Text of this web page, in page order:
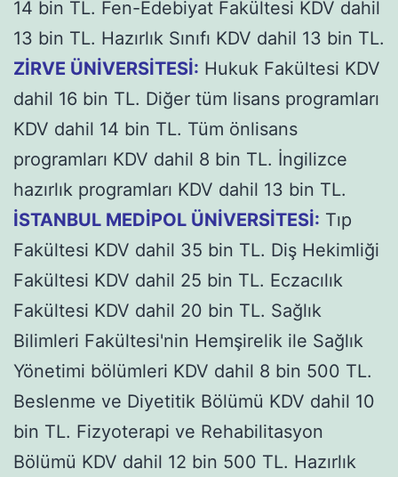
14 bin TL. Fen-Edebiyat Fakültesi KDV dahil
13 bin TL. Hazırlık Sınıfı KDV dahil 13 bin TL.
ZİRVE ÜNİVERSİTESİ: Hukuk Fakültesi KDV
dahil 16 bin TL. Diğer tüm lisans programları
KDV dahil 14 bin TL. Tüm önlisans
programları KDV dahil 8 bin TL. İngilizce
hazırlık programları KDV dahil 13 bin TL.
İSTANBUL MEDİPOL ÜNİVERSİTESİ: Tıp
Fakültesi KDV dahil 35 bin TL. Diş Hekimliği
Fakültesi KDV dahil 25 bin TL. Eczacılık
Fakültesi KDV dahil 20 bin TL. Sağlık
Bilimleri Fakültesi'nin Hemşirelik ile Sağlık
Yönetimi bölümleri KDV dahil 8 bin 500 TL.
Beslenme ve Diyetitik Bölümü KDV dahil 10
bin TL. Fizyoterapi ve Rehabilitasyon
Bölümü KDV dahil 12 bin 500 TL. Hazırlık